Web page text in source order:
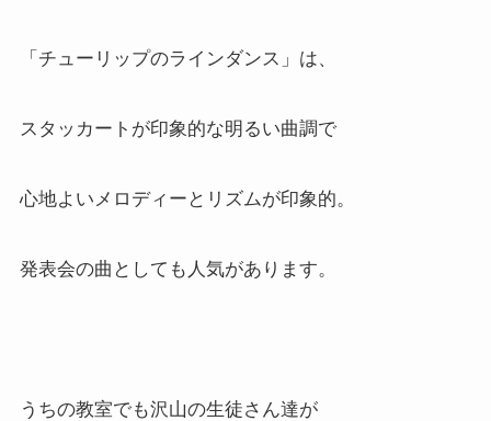
「チューリップのラインダンス」は、
スタッカートが印象的な明るい曲調で
心地よいメロディーとリズムが印象的。
発表会の曲としても人気があります。
うちの教室でも沢山の生徒さん達が